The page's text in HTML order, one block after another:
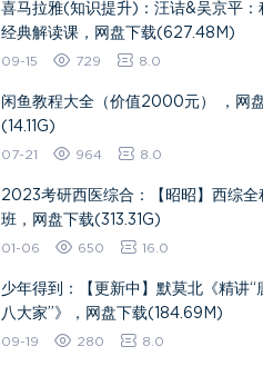
喜马拉雅(知识提升)：汪诘&吴京平：
经典解读课，网盘下载(627.48M)
09-15 729 8.0
闲鱼教程大全（价值2000元） ，网
(14.11G)
07-21 964 8.0
2023考研西医综合：【昭昭】西综全
班，网盘下载(313.31G)
01-06 650 16.0
少年得到：【更新中】默莫北《精讲“
八大家”》，网盘下载(184.69M)
09-19 280 8.0